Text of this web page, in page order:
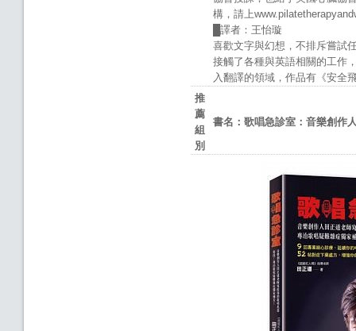
構，請上
█譯者：王怡璇
喜歡文字與幻想，不排斥嘗試
接觸了各種與英語相關的工作
入翻譯的領域，作品有《安全
推
薦
組
別
書名：歌唱急診室：音樂創作